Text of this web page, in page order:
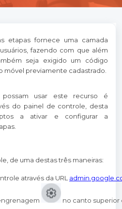
etapas fornece uma camada
fazendo com que além
seja exigido um código
móvel previamente cadastrado.
usar este recurso é
do painel de controle, desta
a ativar e configurar a
de uma destas três maneiras:
através da URL
no canto superior